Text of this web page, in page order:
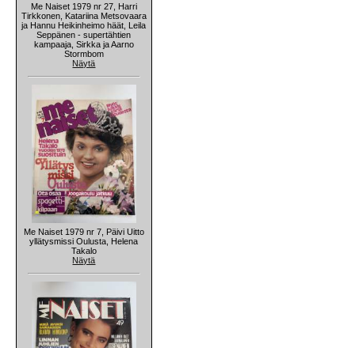
Me Naiset 1979 nr 27, Harri
Tirkkonen, Katariina Metsovaara
ja Hannu Heikinheimo häät, Leila
Seppänen - supertähtien
kampaaja, Sirkka ja Aarno
Stormbom
Näytä
Me Naiset 1979 nr 7, Päivi Uitto
yllätysmissi Oulusta, Helena
Takalo
Näytä